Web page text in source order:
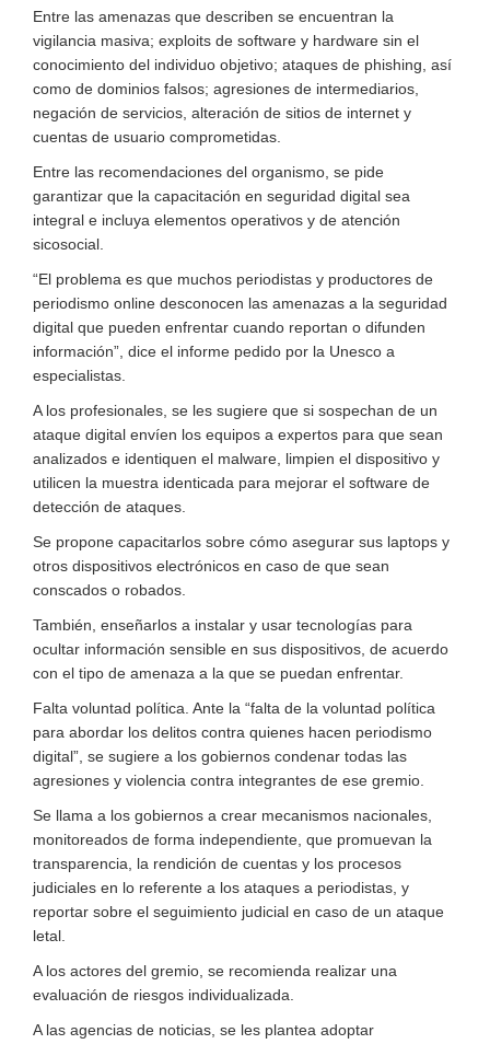
Entre las amenazas que describen se encuentran la
vigilancia masiva; exploits de software y hardware sin el
conocimiento del individuo objetivo; ataques de phishing, así
como de dominios falsos; agresiones de intermediarios,
negación de servicios, alteración de sitios de internet y
cuentas de usuario comprometidas.
Entre las recomendaciones del organismo, se pide
garantizar que la capacitación en seguridad digital sea
integral e incluya elementos operativos y de atención
sicosocial.
“El problema es que muchos periodistas y productores de
periodismo online desconocen las amenazas a la seguridad
digital que pueden enfrentar cuando reportan o difunden
información”, dice el informe pedido por la Unesco a
especialistas.
A los profesionales, se les sugiere que si sospechan de un
ataque digital envíen los equipos a expertos para que sean
analizados e identiquen el malware, limpien el dispositivo y
utilicen la muestra identicada para mejorar el software de
detección de ataques.
Se propone capacitarlos sobre cómo asegurar sus laptops y
otros dispositivos electrónicos en caso de que sean
conscados o robados.
También, enseñarlos a instalar y usar tecnologías para
ocultar información sensible en sus dispositivos, de acuerdo
con el tipo de amenaza a la que se puedan enfrentar.
Falta voluntad política. Ante la “falta de la voluntad política
para abordar los delitos contra quienes hacen periodismo
digital”, se sugiere a los gobiernos condenar todas las
agresiones y violencia contra integrantes de ese gremio.
Se llama a los gobiernos a crear mecanismos nacionales,
monitoreados de forma independiente, que promuevan la
transparencia, la rendición de cuentas y los procesos
judiciales en lo referente a los ataques a periodistas, y
reportar sobre el seguimiento judicial en caso de un ataque
letal.
A los actores del gremio, se recomienda realizar una
evaluación de riesgos individualizada.
A las agencias de noticias, se les plantea adoptar